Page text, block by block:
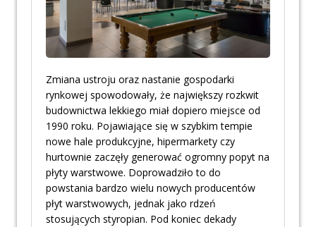
Zmiana ustroju oraz nastanie gospodarki
rynkowej spowodowały, że największy rozkwit
budownictwa lekkiego miał dopiero miejsce od
1990 roku. Pojawiające się w szybkim tempie
nowe hale produkcyjne, hipermarkety czy
hurtownie zaczęły generować ogromny popyt na
płyty warstwowe. Doprowadziło to do
powstania bardzo wielu nowych producentów
płyt warstwowych, jednak jako rdzeń
stosujących styropian. Pod koniec dekady